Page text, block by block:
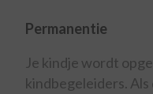
Permanentie
Je kindje wordt
kindbegeleiders.